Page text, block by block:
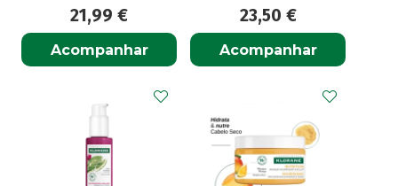
21,99 €
Acompanhar
23,50 €
Acompanhar